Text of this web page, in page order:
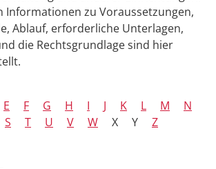
Informationen zu Voraussetzungen,
Ablauf, erforderliche Unterlagen,
die Rechtsgrundlage sind hier
E F G H I J K L M
N
S T U V W X Y Z